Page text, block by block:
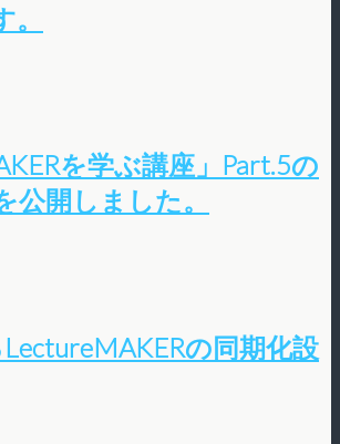
を学ぶ講座」Part.5の
公開しました。
の同期化設